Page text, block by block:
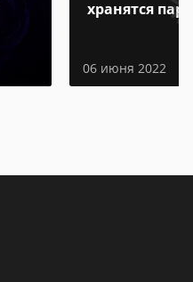
хранятся
06 июня 2022